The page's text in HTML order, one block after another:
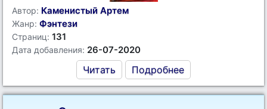
Автор: Каменистый Артем
Жанр: Фэнтези
Страниц: 131
Дата добавления: 26-07-2020
Читать Подробнее